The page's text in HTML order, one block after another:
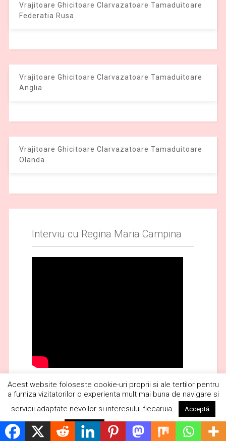
Vrajitoare Ghicitoare Clarvazatoare Tamaduitoare
Federatia Rusa
Vrajitoare Ghicitoare Clarvazatoare Tamaduitoare
Anglia
Vrajitoare Ghicitoare Clarvazatoare Tamaduitoare
Olanda
Interviu cu Regina Maria Campina
Publicitate
Acest website foloseste cookie-uri proprii si ale tertilor pentru
a furniza vizitatorilor o experienta mult mai buna de navigare si
servicii adaptate nevoilor si interesului fiecaruia.
Acceptă
Respinge Citește mai mult